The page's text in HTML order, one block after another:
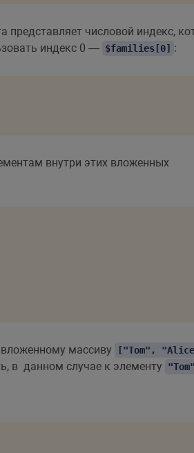
числовой индекс,
индекс 0 — $families[0] :
внутри этих вложенных
массиву ["Tom",
в данном случае к элементу "Tom"